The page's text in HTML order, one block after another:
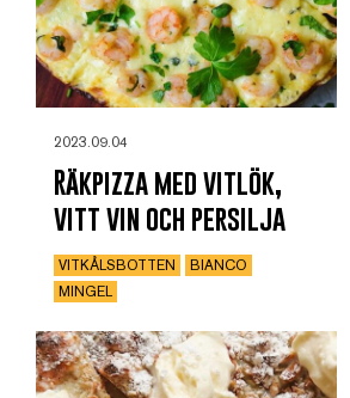
2023.09.04
Räkpizza med vitlök,
vitt vin och persilja
VITKÅLSBOTTEN
BIANCO
MINGEL